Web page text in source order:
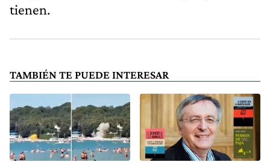
tienen.
TAMBIÉN TE PUEDE INTERESAR